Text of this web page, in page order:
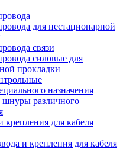
для нестационарной
связи
силовые для
прокладки
назначения
различного
для кабеля
и крепления для кабеля